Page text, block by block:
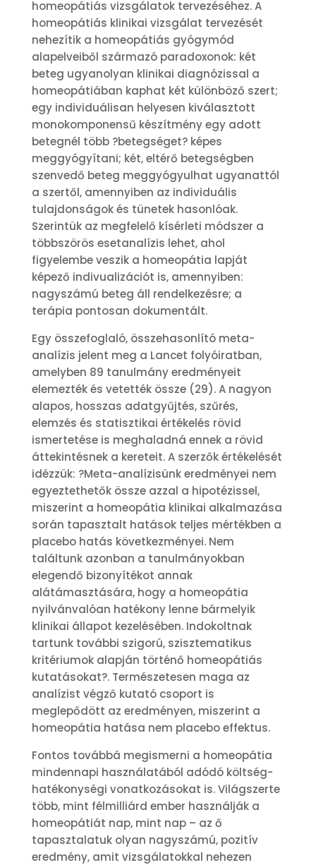
homeopátiás vizsgálatok tervezéséhez. A
homeopátiás klinikai vizsgálat tervezését
nehezítik a homeopátiás gyógymód
alapelveiből származó paradoxonok: két
beteg ugyanolyan klinikai diagnózissal a
homeopátiában kaphat két különböző szert;
egy individuálisan helyesen kiválasztott
monokomponensű készítmény egy adott
betegnél több ?betegséget? képes
meggyógyítani; két, eltérő betegségben
szenvedő beteg meggyógyulhat ugyanattól
a szertől, amennyiben az individuális
tulajdonságok és tünetek hasonlóak.
Szerintük az megfelelő kísérleti módszer a
többszörös esetanalízis lehet, ahol
figyelembe veszik a homeopátia lapját
képező indivualizációt is, amennyiben:
nagyszámú beteg áll rendelkezésre; a
terápia pontosan dokumentált.
Egy összefoglaló, összehasonlító meta-
analízis jelent meg a Lancet folyóiratban,
amelyben 89 tanulmány eredményeit
elemezték és vetették össze (29). A nagyon
alapos, hosszas adatgyűjtés, szűrés,
elemzés és statisztikai értékelés rövid
ismertetése is meghaladná ennek a rövid
áttekintésnek a kereteit. A szerzők értékelését
idézzük: ?Meta-analízisünk eredményei nem
egyeztethetők össze azzal a hipotézissel,
miszerint a homeopátia klinikai alkalmazása
során tapasztalt hatások teljes mértékben a
placebo hatás következményei. Nem
találtunk azonban a tanulmányokban
elegendő bizonyítékot annak
alátámasztására, hogy a homeopátia
nyilvánvalóan hatékony lenne bármelyik
klinikai állapot kezelésében. Indokoltnak
tartunk további szigorú, szisztematikus
kritériumok alapján történő homeopátiás
kutatásokat?. Természetesen maga az
analízist végző kutató csoport is
meglepődött az eredményen, miszerint a
homeopátia hatása nem placebo effektus.
Fontos továbbá megismerni a homeopátia
mindennapi használatából adódó költség-
hatékonységi vonatkozásokat is. Világszerte
több, mint félmilliárd ember használják a
homeopátiát nap, mint nap – az ő
tapasztalatuk olyan nagyszámú, pozitív
eredmény, amit vizsgálatokkal nehezen